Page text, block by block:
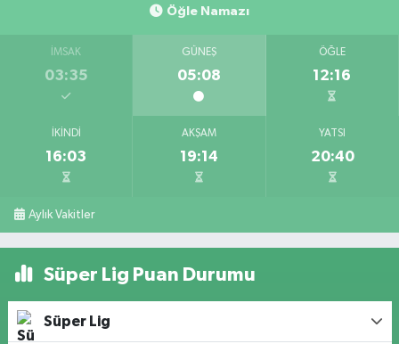
Öğle Namazı
İMSAK
03:35
GÜNEŞ
05:08
ÖĞLE
12:16
İKINDI
16:03
AKŞAM
19:14
YATSI
20:40
Aylık Vakitler
Süper Lig Puan Durumu
Süper Lig